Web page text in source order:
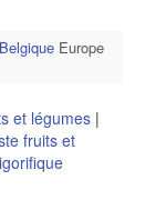
Belgique Europe
et légumes |
fruits et